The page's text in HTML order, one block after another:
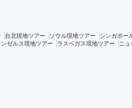
台北現地ツアー ソウル現地ツアー
シンガポー
ンゼルス現地ツアー ラスベガス現地ツアー
ニ